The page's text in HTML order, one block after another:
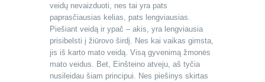
veidų nevaizduoti, nes tai yra pats
paprasčiausias kelias, pats lengviausias.
Piešiant veidą ir ypač – akis, yra lengviausia
prisibelsti į žiūrovo širdį. Nes kai vaikas gimsta,
jis iš karto mato veidą. Visą gyvenimą žmonės
mato veidus. Bet, Einšteino atveju, aš tyčia
nusileidau šiam principui. Nes piešinys skirtas